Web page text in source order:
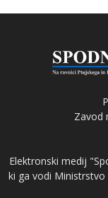
Zavod
Elektronski medij
ki ga vodi